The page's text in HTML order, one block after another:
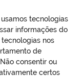
tecnologias
informações do
nos
de
consentir ou
certos